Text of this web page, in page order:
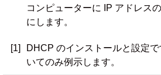
コンピューターに IP アドレス
にします。
[1]
DHCP のインストールと設定
いてのみ例示します。